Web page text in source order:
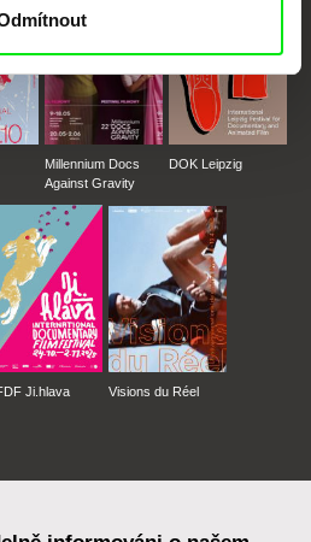
Millennium Docs
Against Gravity
DOK Leipzig
Ji.hlava Visions du Réel